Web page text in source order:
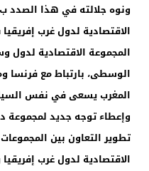
ونوه جلالته في هذا الصدد
الاقتصادية لدول غرب
المجموعة الاقتصادية لدول
الوسطى، بارتباط مع فرنسا
المغرب يسعى في نفس
وإعطاء توجه جديد لمجموعة
تطوير التعاون بين
الاقتصادية لدول غرب